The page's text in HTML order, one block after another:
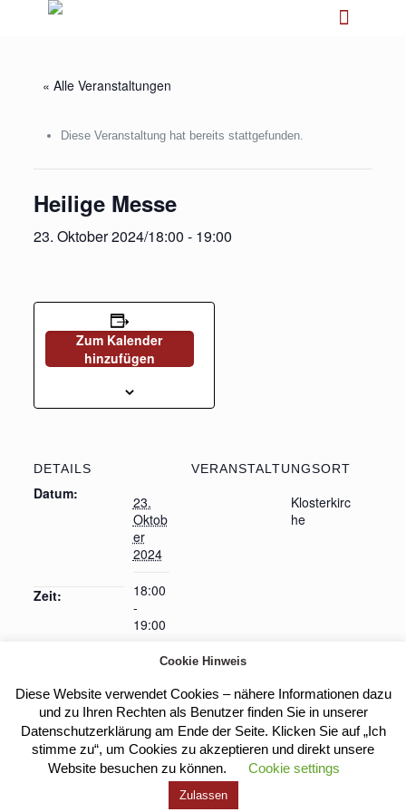
« Alle Veranstaltungen
Diese Veranstaltung hat bereits stattgefunden.
Heilige Messe
23. Oktober 2024/18:00 - 19:00
Zum Kalender
hinzufügen
DETAILS
Datum:
23.
Oktob
er
2024
Zeit:
18:00
-
19:00
VERANSTALTUNGSORT
Klosterkirc
he
Heilige Messe Eucharistische Anbetung
Kloster Heilig Kreuz |Impressum
Cookie Hinweis
Diese Website verwendet Cookies – nähere Informationen dazu
und zu Ihren Rechten als Benutzer finden Sie in unserer
Datenschutzerklärung am Ende der Seite. Klicken Sie auf „Ich
stimme zu“, um Cookies zu akzeptieren und direkt unsere
Website besuchen zu können.
Cookie settings
Zulassen